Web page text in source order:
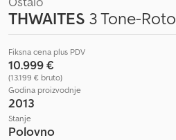
THWAITES 3 Tone-Roto
Fiksna cena plus PDV
10.999 €
(13.199 € bruto)
Godina proizvodnje
2013
Stanje
Polovno